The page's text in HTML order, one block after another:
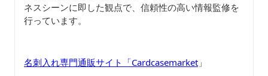
ネスシーンに即した観点で、信頼性の高い情報監修を
行っています。
名刺入れ専門通販サイト「Cardcasemarket 」